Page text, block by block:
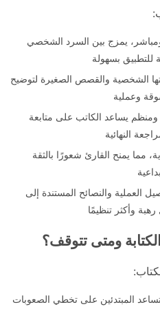
يمزج بين السرد الشخصي
للتطبيق بسهولة
الشخصية والقصص الصغيرة لتوضيح
وعملية
يساعد الكاتب على متابعة
النهائية
مما يمنح القارئ شعورًا بالثقة
العملية والنصائح المستندة إلى
وأكثر تنظيمًا
ومتى تتوقف؟
تساعد المبتدئين على تخطي الصعوبات